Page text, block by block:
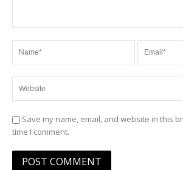
Save my name, email, and website in this
time I comment.